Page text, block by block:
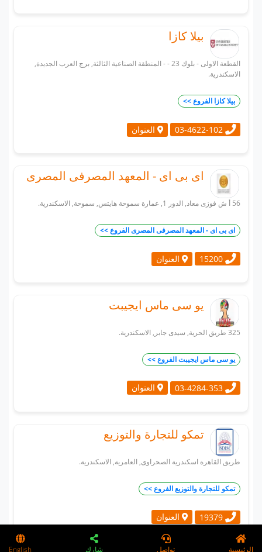
بيلا كازا
القطعة الاولى - بلوك 23 - - المنطقة الصناعية الثالثة, برج العرب الجديدة,
الاسكندرية.
بيلا كازا الفروع >>
03-4622-102 العنوان
اى بى اى - المعهد المصرفى المصرى
56 أ ش فوزى معاذ, الدور 1, عمارة سموحة هايتس, سموحة, الاسكندرية.
اى بى اى - المعهد المصرفى المصرى الفروع >>
15200 العنوان
يو سى ماس ايجيبت
325 طريق الحرية, سيدى جابر, الاسكندرية.
يو سى ماس ايجيبت الفروع >>
03-4284-353 العنوان
تمكو للتجارة والتوزيع
طريق القاهرة اسكندرية الصحراوى, العامرية, الاسكندرية.
تمكو للتجارة والتوزيع الفروع >>
19379 العنوان
الرئيسية تواصل شارك English